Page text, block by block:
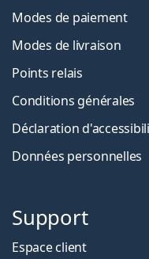
Modes de paiement
Modes de livraison
Points relais
Conditions générales
Déclaration
Données personnelles
Support
Espace client